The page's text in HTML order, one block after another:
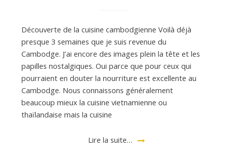
M
Découverte de la cuisine cambodgienne Voilà déjà
presque 3 semaines que je suis revenue du
Cambodge. J’ai encore des images plein la tête et les
papilles nostalgiques. Oui parce que pour ceux qui
pourraient en douter la nourriture est excellente au
Cambodge. Nous connaissons généralement
beaucoup mieux la cuisine vietnamienne ou
thaïlandaise mais la cuisine
Lire la suite…